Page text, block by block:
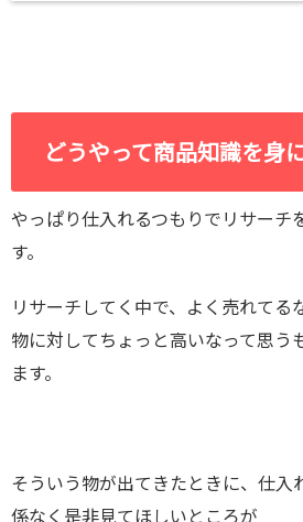
どうやって商品知識を身
やっぱり仕入れるつもりでリサーチ
す。
リサーチしてく中で、よく売れてる
物に対してちょっと高いなって思う
ます。
そういう物が出てきたときに、仕入
係なく是非見てほしいところが